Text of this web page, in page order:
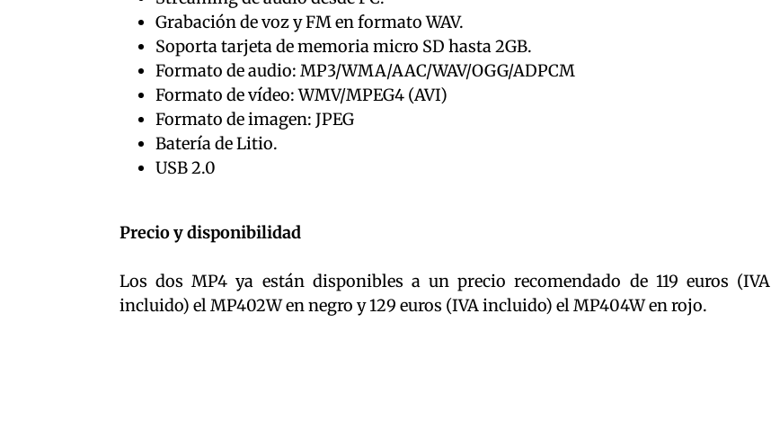
Grabación de voz y FM en formato WAV.
Soporta tarjeta de memoria micro SD hasta 2GB.
Formato de audio: MP3/WMA/AAC/WAV/OGG/ADPCM
Formato de vídeo: WMV/MPEG4 (AVI)
Formato de imagen: JPEG
Batería de Litio.
USB 2.0
Precio y disponibilidad
Los dos MP4 ya están disponibles a un precio recomendado de 119 euros (IVA
incluido) el MP402W en negro y 129 euros (IVA incluido) el MP404W en rojo.